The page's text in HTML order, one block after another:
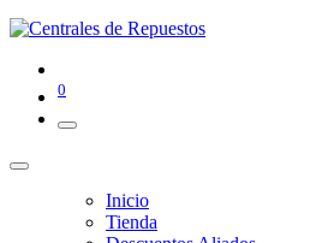
0
Inicio
Tienda